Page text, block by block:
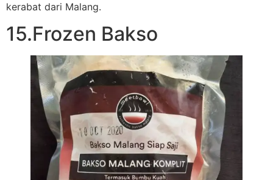
kerabat dari Malang.
15.Frozen Bakso